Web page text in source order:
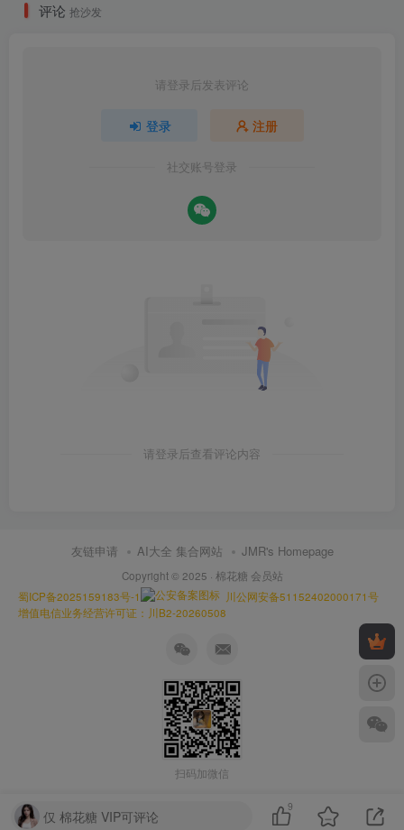
评论 抢沙发
请登录后发表评论
登录 注册
社交账号登录
请登录后查看评论内容
友链申请 AI大全 集合网站 JMR's Homepage
Copyright © 2025 · 棉花糖 会员站
蜀ICP备2025159183号-1
川公网安备51152402000171号
增值电信业务经营许可证：川B2-20260508
扫码加微信
仅 棉花糖 VIP可评论
9